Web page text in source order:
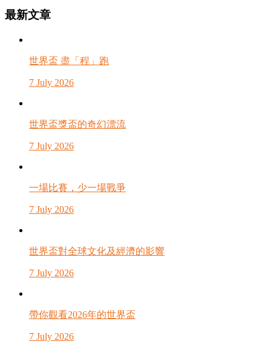
分
最新文章
世界盃 盡「程」跑
7 July 2026
世界盃獎盃的奇幻漂流
7 July 2026
一場比賽，少一場戰爭
7 July 2026
世界盃對全球文化及經濟的影響
7 July 2026
帶你觀看2026年的世界盃
7 July 2026